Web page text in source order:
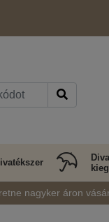
nagyker áron